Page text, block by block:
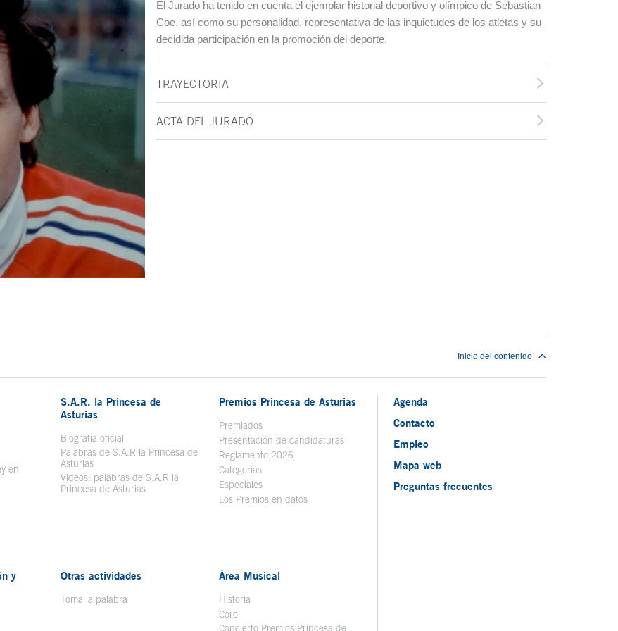
El Jurado ha tenido en cuenta el ejemplar historial deportivo y olímpico de Sebastian
Coe, así como su personalidad, representativa de las inquietudes de los atletas y su
decidida participación en la promoción del deporte.
TRAYECTORIA
ACTA DEL JURADO
Inicio del contenido
abre en ventana nueva
en
nueva
S.A.R. la Princesa de
Asturias
Biografía oficial Se abre en ventana nueva
Palabras de S.A.R la Princesa de
Asturias
Videos: palabras de S.A.R la
Princesa de Asturias
Premios Princesa de Asturias
Premiados
Presentación de candidaturas
Reglamento 2026
Categorías
Especiales
Los Premios en datos
y
Otras actividades
Toma la palabra
Área Musical
Historia
Coro
Concierto Premios Princesa de
Agenda
Contacto
Empleo
Mapa web
Preguntas frecuentes